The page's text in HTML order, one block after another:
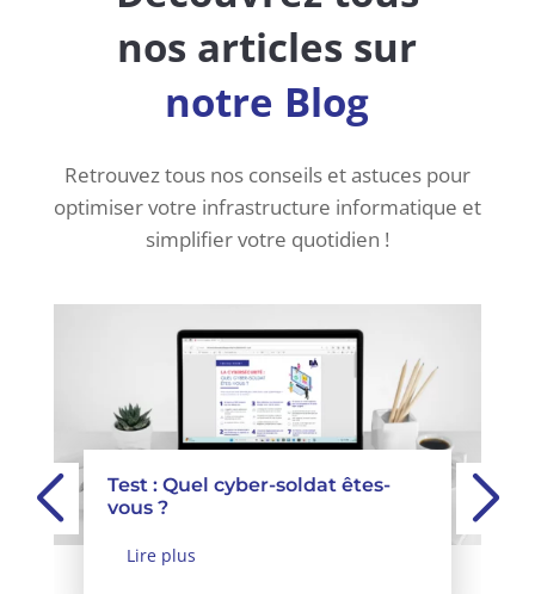
nos articles sur
notre Blog
Retrouvez tous nos conseils et astuces pour
optimiser votre infrastructure informatique et
simplifier votre quotidien !
Test : Quel cyber-soldat êtes-
vous ?
Lire plus